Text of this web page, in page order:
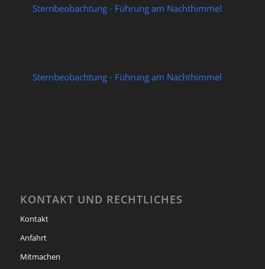
Sternbeobachtung - Führung am Nachthimmel
Sternbeobachtung - Führung am Nachthimmel
KONTAKT UND RECHTLICHES
Kontakt
Anfahrt
Mitmachen